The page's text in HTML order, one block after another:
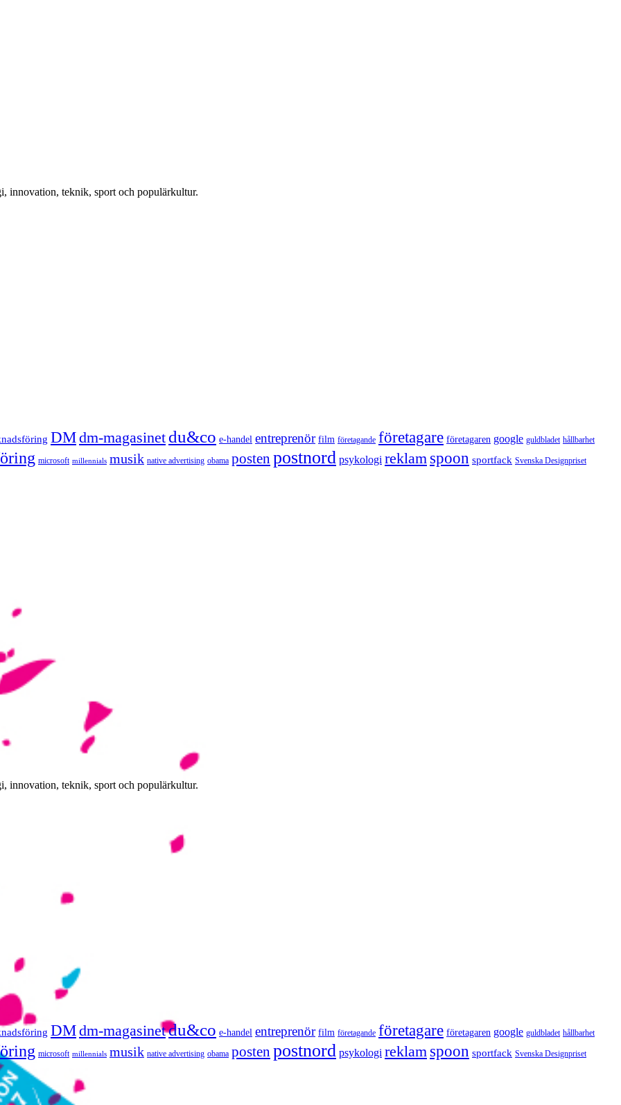
innovation, teknik, sport och populärkultur.
DMdm-magasinet du&co e-handel entreprenör film företagande företagare företagaren google guldbladet hållbarhet
microsoft millennials musik native advertising obama posten postnord psykologi reklam spoon sportfack Svenska Designpriset
innovation, teknik, sport och populärkultur.
DMdm-magasinetdu&co e-handel entreprenör film företagande företagare företagaren google guldbladet hållbarhet
microsoft millennials musik native advertising obama posten postnord psykologi reklam spoon sportfack Svenska Designpriset